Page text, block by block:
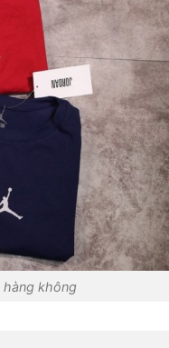
hàng không